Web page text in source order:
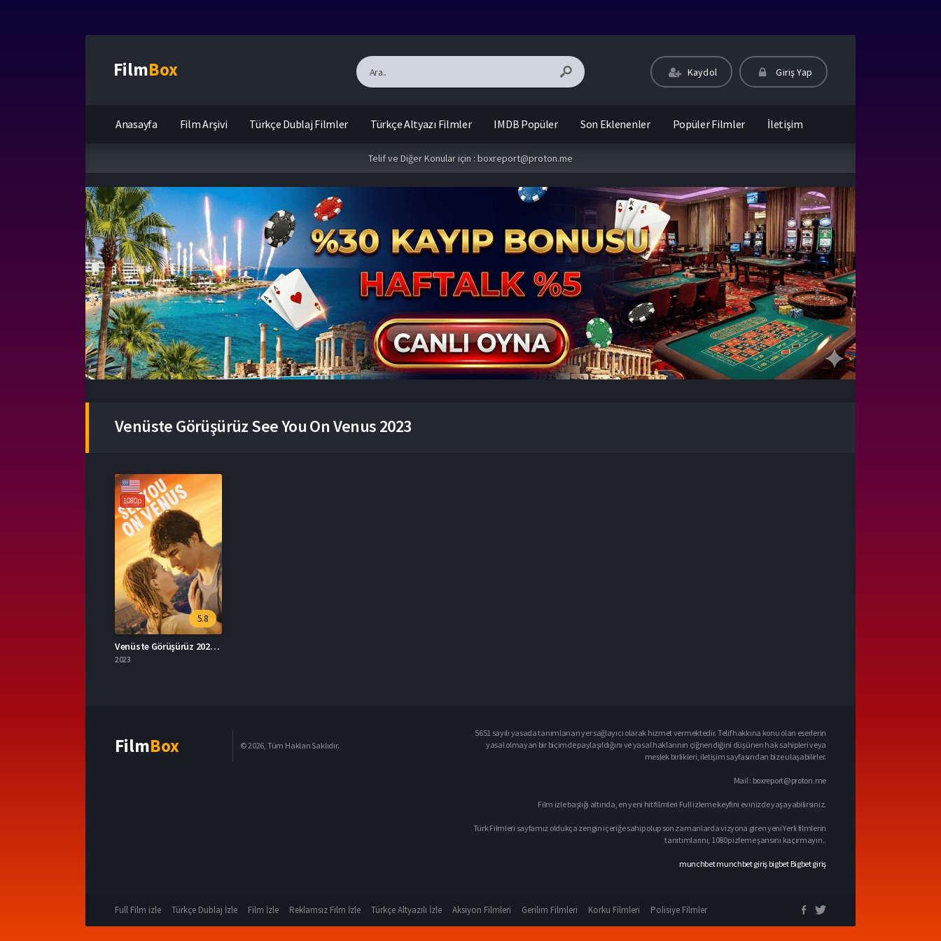
FilmBox Kaydol Giriş Yap
Anasayfa Film Arşivi Türkçe Dublaj Filmler Türkçe Altyazı Filmler IMDB Popüler Son Eklenenler Popüler Filmler İletişim
Telif ve Diğer Konular için : boxreport@proton.me
Venüste Görüşürüz See You On Venus 2023
1080p
5.8
Venüste Görüşürüz 2023 – See You on Venus 1080p Turkce Altyazi izle
2023
FilmBox © 2026, Tüm Hakları Saklıdır.
5651 sayılı yasada tanımlanan yer sağlayıcı olarak hizmet vermektedir. Telif hakkına konu olan eserlerin
yasal olmayan bir biçimde paylaşıldığını ve yasal haklarının çiğnendiğini düşünen hak sahipleri veya
meslek birlikleri, iletişim sayfasından bize ulaşabilirler.
Mail : boxreport@proton.me
Film izle başlığı altında, en yeni hit filmleri Full izleme keyfini evinizde yaşayabilirsiniz.
Türk Filmleri sayfamız oldukça zengin içeriğe sahip olup son zamanlarda vizyona giren yeni Yerli filmlerin
tanıtımlarını, 1080p izleme şansını kaçırmayın..
munchbetmunchbet giriş bigbet Bigbet giriş
Full Film izle Türkçe Dublaj İzle Film İzle Reklamsız Film İzle Türkçe Altyazılı İzle Aksiyon Filmleri Gerilim Filmleri Korku Filmleri Polisiye Filmler